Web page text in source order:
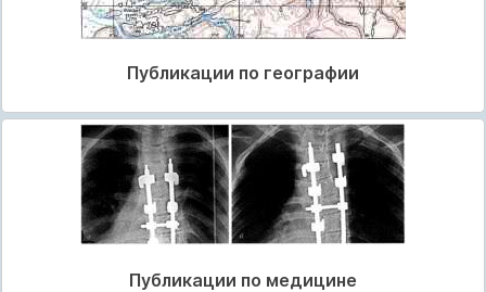
Публикации по географии
Публикации по медицине